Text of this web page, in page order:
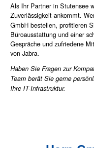
Als Ihr Partner in Stutensee
Zuverlässigkeit ankommt.
GmbH bestellen, profitieren
Büroausstattung und einer
Gespräche und zufriedene
von Jabra.
Haben Sie Fragen zur
Team berät Sie gerne
Ihre IT-Infrastruktur.